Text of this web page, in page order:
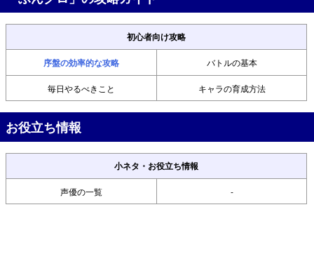
初心者向け攻略
序盤の効率的な攻略 バトルの基本
毎日やるべきこと キャラの育成方法
お役立ち情報
小ネタ・お役立ち情報
声優の一覧 -